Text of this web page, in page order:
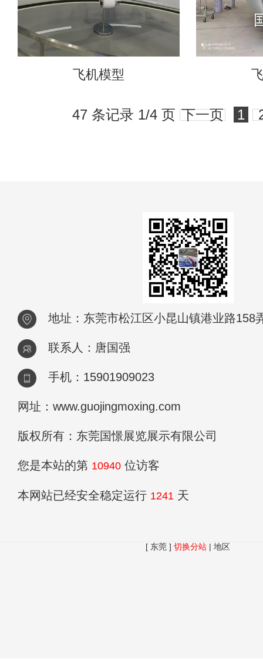
飞机模型
47 条记录 1/4 页 下一页 1
地址：东莞市松江区小昆山镇港业路158
联系人：唐国强
手机：15901909023
网址：www.guojingmoxing.com
版权所有：东莞国憬展览展示有限公司
您是本站的第 10940 位访客
本网站已经安全稳定运行 1241 天
[ 东莞 ] 切换分站 | 地区